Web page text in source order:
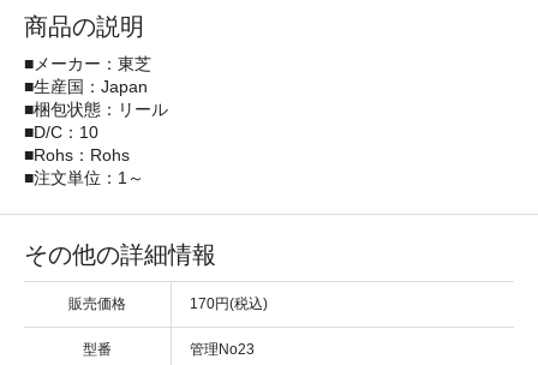
商品の説明
■メーカー：東芝
■生産国：Japan
■梱包状態：リール
■D/C：10
■Rohs：Rohs
■注文単位：1～
その他の詳細情報
販売価格 170円(税込)
型番 管理No23